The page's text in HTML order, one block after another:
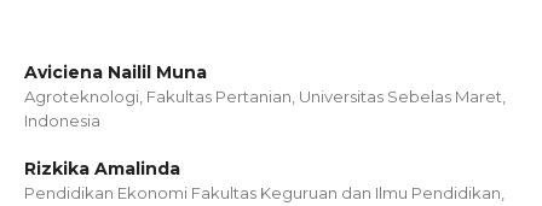
Aviciena Nailil Muna
Agroteknologi, Fakultas Pertanian, Universitas Sebelas Maret,
Indonesia
Rizkika Amalinda
Pendidikan Ekonomi Fakultas Keguruan dan Ilmu Pendidikan,